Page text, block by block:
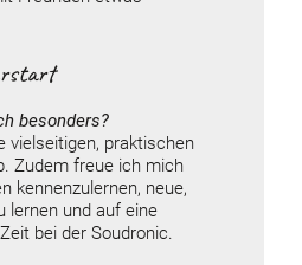
besonders?
vielseitigen, praktischen
Zudem freue ich mich
kennenzulernen, neue,
lernen und auf eine
bei der Soudronic.